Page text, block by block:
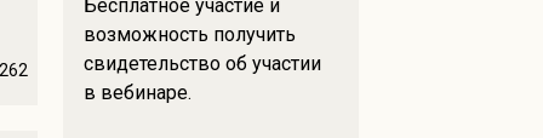
262
Бесплатное участие и
возможность получить
свидетельство об участии
в вебинаре.